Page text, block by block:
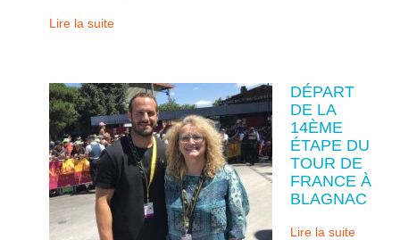
Lire la suite
DÉPART
DE LA
14ÈME
ÉTAPE DU
TOUR DE
FRANCE À
BLAGNAC
Lire la suite